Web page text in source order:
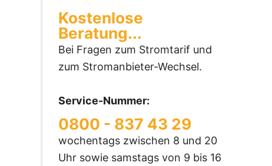
Kostenlose
Beratung...
Bei Fragen zum Stromtarif und
zum Stromanbieter-Wechsel.
Service-Nummer:
0800 - 837 43 29
wochentags zwischen 8 und 20
Uhr sowie samstags von 9 bis 16